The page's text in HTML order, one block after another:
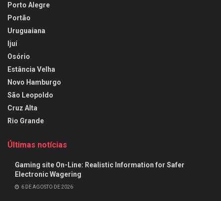
Porto Alegre
Portão
Uruguaiana
Ijuí
Osório
Estância Velha
Novo Hamburgo
São Leopoldo
Cruz Alta
Rio Grande
Últimas notícias
Gaming site On-Line: Realistic Information for Safer
Electronic Wagering
6 DE AGOSTO DE 2026